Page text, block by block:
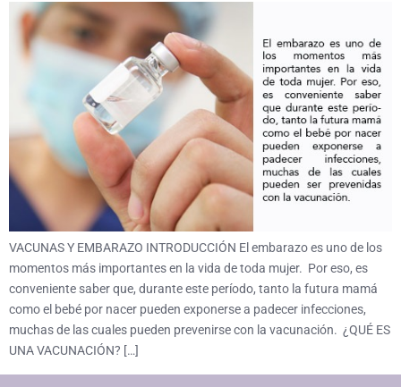
VACUNAS Y EMBARAZO INTRODUCCIÓN El embarazo es uno de los
momentos más importantes en la vida de toda mujer. Por eso, es
conveniente saber que, durante este período, tanto la futura mamá
como el bebé por nacer pueden exponerse a padecer infecciones,
muchas de las cuales pueden prevenirse con la vacunación. ¿QUÉ ES
UNA VACUNACIÓN? […]